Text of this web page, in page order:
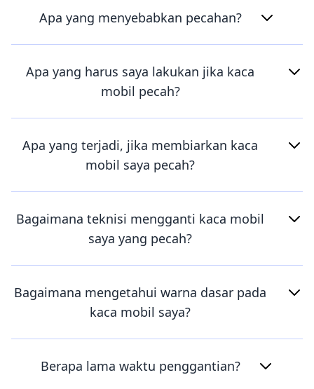
Apa yang menyebabkan pecahan?
Apa yang harus saya lakukan jika kaca
mobil pecah?
Apa yang terjadi, jika membiarkan kaca
mobil saya pecah?
Bagaimana teknisi mengganti kaca mobil
saya yang pecah?
Bagaimana mengetahui warna dasar pada
kaca mobil saya?
Berapa lama waktu penggantian?